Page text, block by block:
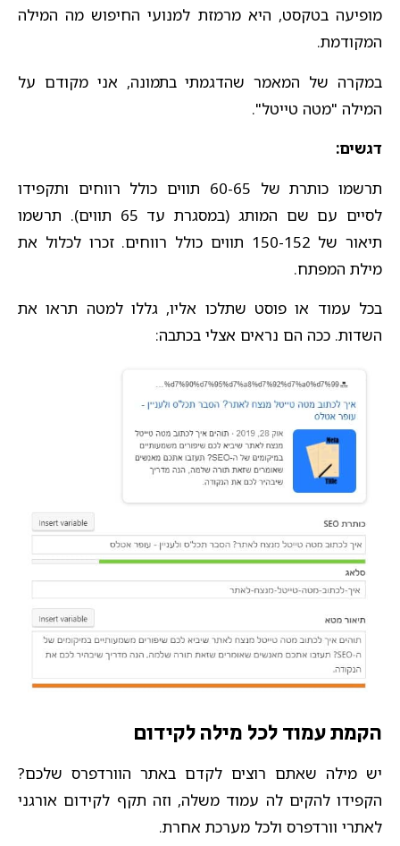
מופיעה בטקסט, היא מרמזת למנועי החיפוש מה המילה
המקודמת.
במקרה של המאמר שהדגמתי בתמונה, אני מקודם על
המילה "מטה טייטל".
דגשים:
תרשמו כותרת של 60-65 תווים כולל רווחים ותקפידו
לסיים עם שם המותג (במסגרת עד 65 תווים). תרשמו
תיאור של 150-152 תווים כולל רווחים. זכרו לכלול את
מילת המפתח.
בכל עמוד או פוסט שתלכו אליו, גללו למטה תראו את
השדות. ככה הם נראים אצלי בכתבה:
הקמת עמוד לכל מילה לקידום
יש מילה שאתם רוצים לקדם באתר הוורדפרס שלכם?
הקפידו להקים לה עמוד משלה, וזה תקף לקידום אורגני
לאתרי וורדפרס ולכל מערכת אחרת.